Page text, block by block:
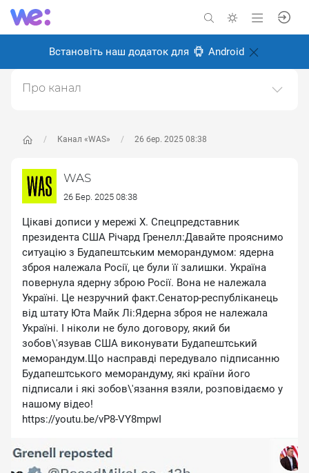
Встановіть наш додаток для Android
Канал «WAS» 26 бер. 2025 08:38
WAS
26 Бер. 2025 08:38
Цікаві дописи у мережі Х. Спецпредставник
президента США Річард Гренелл:Давайте прояснимо
ситуацію з Будапештським меморандумом: ядерна
зброя належала Росії, це були її залишки. Україна
повернула ядерну зброю Росії. Вона не належала
Україні. Це незручний факт.Сенатор-республіканець
від штату Юта Майк Лі:Ядерна зброя не належала
Україні. І ніколи не було договору, який би
зобов\'язував США виконувати Будапештський
меморандум.Що насправді передувало підписанню
Будапештського меморандуму, які країни його
підписали і які зобов\'язання взяли, розповідаємо у
нашому відео!
https://youtu.be/vP8-VY8mpwI
Про канал
Створено: 8 січня 2025
Відповідальні: